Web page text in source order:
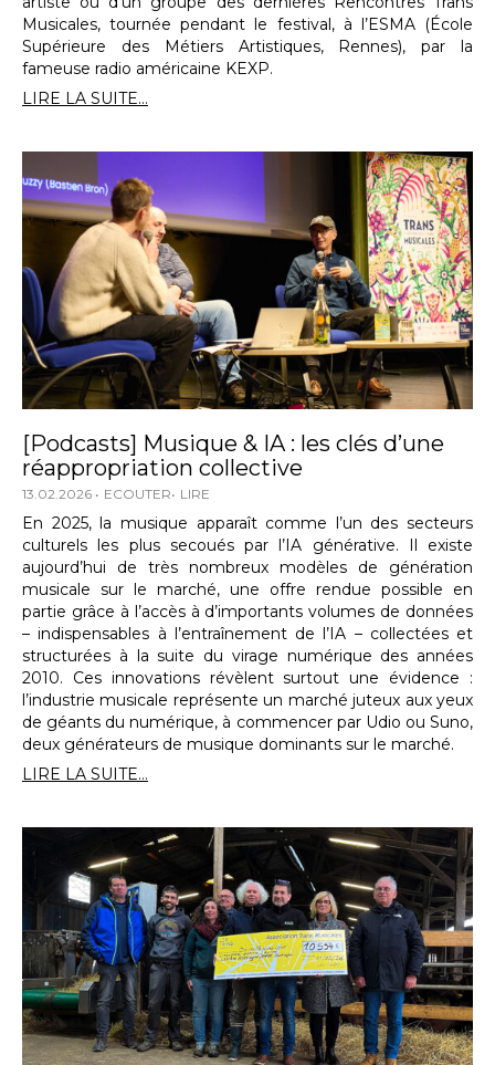
Musicales, tournée pendant le festival, à l’ESMA (École
Supérieure des Métiers Artistiques, Rennes), par la
fameuse radio américaine KEXP.
LIRE LA SUITE...
[Podcasts] Musique & IA : les clés d’une
réappropriation collective
13.02.2026 ECOUTER LIRE
En 2025, la musique apparaît comme l’un des secteurs
culturels les plus secoués par l’IA générative. Il existe
aujourd’hui de très nombreux modèles de génération
musicale sur le marché, une offre rendue possible en
partie grâce à l’accès à d’importants volumes de données
– indispensables à l’entraînement de l’IA – collectées et
structurées à la suite du virage numérique des années
2010. Ces innovations révèlent surtout une évidence :
l’industrie musicale représente un marché juteux aux yeux
de géants du numérique, à commencer par Udio ou Suno,
deux générateurs de musique dominants sur le marché.
LIRE LA SUITE...